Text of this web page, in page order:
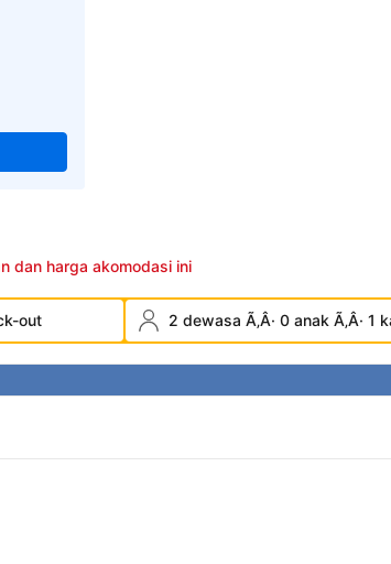
dan harga akomodasi ini
out 2 dewasa Ã‚Â· 0 anak Ã‚Â· 1